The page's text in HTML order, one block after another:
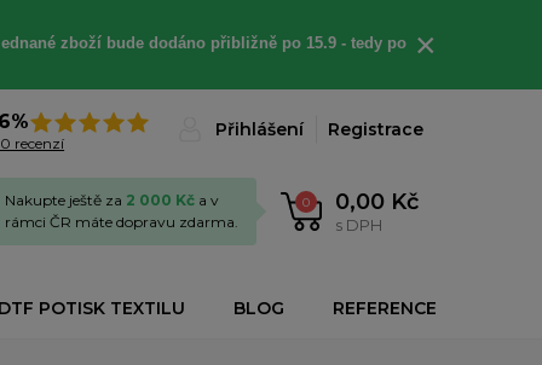
zboží bude dodáno přibližně po 15.9 - tedy po ×
recenzí
Přihlášení Registrace
0 0,00 Kč
s DPH
Nakupte ještě za 2 000 Kč a v
rámci ČR máte dopravu zdarma.
POTISK TEXTILU BLOG REFERENCE